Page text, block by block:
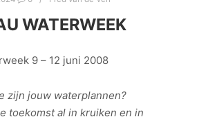
WATERWEEK
9 – 12 juni 2008
zijn jouw waterplannen?
toekomst al in kruiken en in